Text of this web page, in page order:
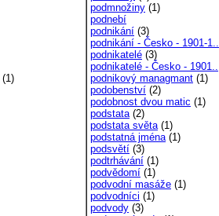
(1)
podmnožiny (1)
podnebí
podnikání (3)
podnikání - Česko - 1901-1..
podnikatelé (3)
podnikatelé - Česko - 1901..
podnikový managmant (1)
podobenství (2)
podobnost dvou matic (1)
podstata(2)
podstata světa(1)
podstatná jména(1)
podsvětí (3)
podtrhávání (1)
podvědomí (1)
podvodní masáže (1)
podvodníci (1)
podvody (3)